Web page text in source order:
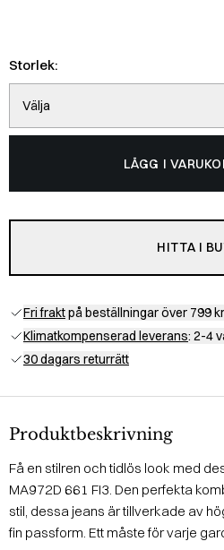
Storlek:
Välja
LÄGG I
HITTA I
Fri fraktpå beställningar över 799
Klimatkompenserad leverans: 2-4
30 dagars returrätt
Produktbeskrivning
Få en stilren och tidlös look med
MA972D 661 FI3. Den perfekta
stil, dessa jeans är tillverkade av
fin passform. Ett måste för varje